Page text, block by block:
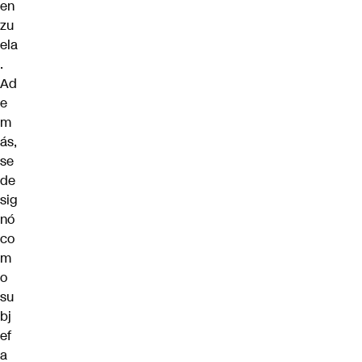
en
zu
ela
.
Ad
e
m
ás,
se
de
sig
nó
co
m
o
su
bj
ef
a